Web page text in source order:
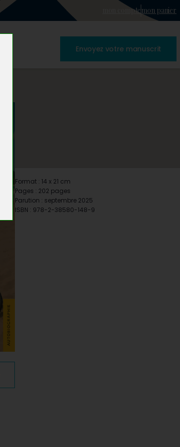
mon comptemon panier
Envoyez votre manuscrit
Format : 14 x 21 cm
Pages : 202 pages
Parution : septembre 2025
ISBN : 978-2-38580-148-9